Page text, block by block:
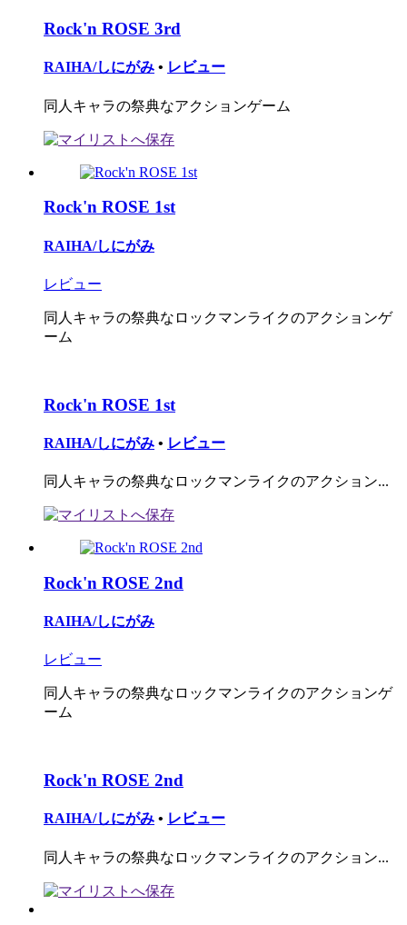
Rock'n ROSE 3rd
RAIHA/しにがみ • レビュー
同人キャラの祭典なアクションゲーム
Rock'n ROSE 1st
RAIHA/しにがみ
レビュー
同人キャラの祭典なロックマンライクのアクションゲ
ーム
Rock'n ROSE 1st
RAIHA/しにがみ • レビュー
同人キャラの祭典なロックマンライクのアクション...
Rock'n ROSE 2nd
RAIHA/しにがみ
レビュー
同人キャラの祭典なロックマンライクのアクションゲ
ーム
Rock'n ROSE 2nd
RAIHA/しにがみ • レビュー
同人キャラの祭典なロックマンライクのアクション...